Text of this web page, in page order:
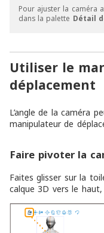
Pour ajuster la caméra
dans la palette Détail
Utiliser le
déplacement
L’angle de la caméra
manipulateur de
Faire pivoter la
Faites glisser sur la
calque 3D vers le